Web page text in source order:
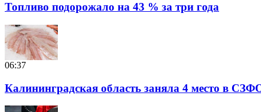
Топливо подорожало на 43 % за три года
06:37
Калининградская область заняла 4 место в